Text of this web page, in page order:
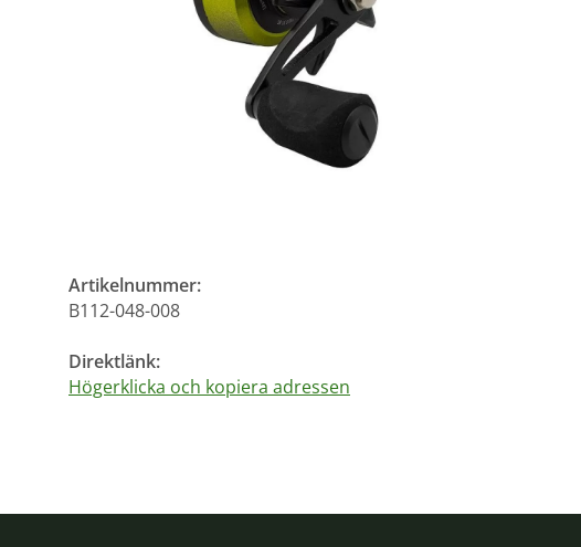
Artikelnummer:
B112-048-008
Direktlänk:
Högerklicka och kopiera adressen